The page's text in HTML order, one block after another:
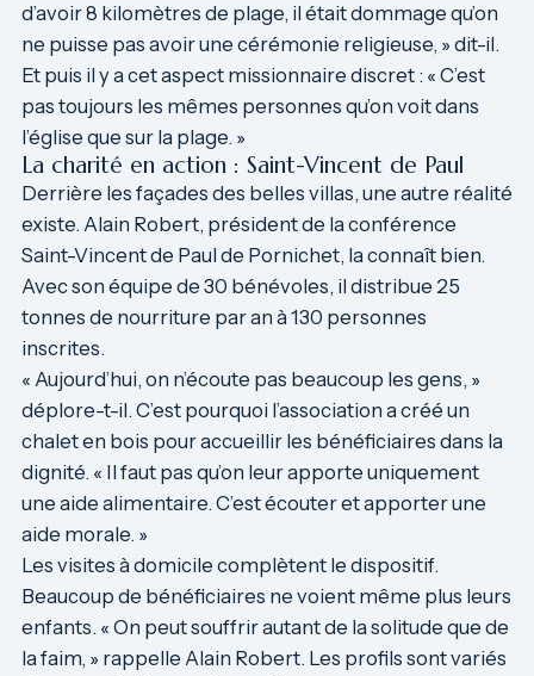
d’avoir 8 kilomètres de plage, il était dommage qu’on
ne puisse pas avoir une cérémonie religieuse, » dit-il.
Et puis il y a cet aspect missionnaire discret : « C’est
pas toujours les mêmes personnes qu’on voit dans
l’église que sur la plage. »
La charité en action : Saint-Vincent de Paul
Derrière les façades des belles villas, une autre réalité
existe. Alain Robert, président de la conférence
Saint-Vincent de Paul de Pornichet, la connaît bien.
Avec son équipe de 30 bénévoles, il distribue 25
tonnes de nourriture par an à 130 personnes
inscrites.
« Aujourd’hui, on n’écoute pas beaucoup les gens, »
déplore-t-il. C’est pourquoi l’association a créé un
chalet en bois pour accueillir les bénéficiaires dans la
dignité. « Il faut pas qu’on leur apporte uniquement
une aide alimentaire. C’est écouter et apporter une
aide morale. »
Les visites à domicile complètent le dispositif.
Beaucoup de bénéficiaires ne voient même plus leurs
enfants. « On peut souffrir autant de la solitude que de
la faim, » rappelle Alain Robert. Les profils sont variés